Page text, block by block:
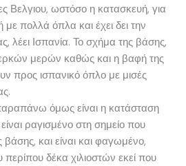
Βελγιου, ωστόσο η κατασκευή, για
πολλά όπλα και έχει δει την
λέει Ισπανία. Το σχήμα της βάσης,
μερών καθώς και η βαφή της
προς ισπανικό όπλο με μισές
όμως είναι η κατάσταση
ραγισμένο στη σημείο που
και είναι και φαγωμένο,
περίπου δέκα χιλιοστών εκεί που